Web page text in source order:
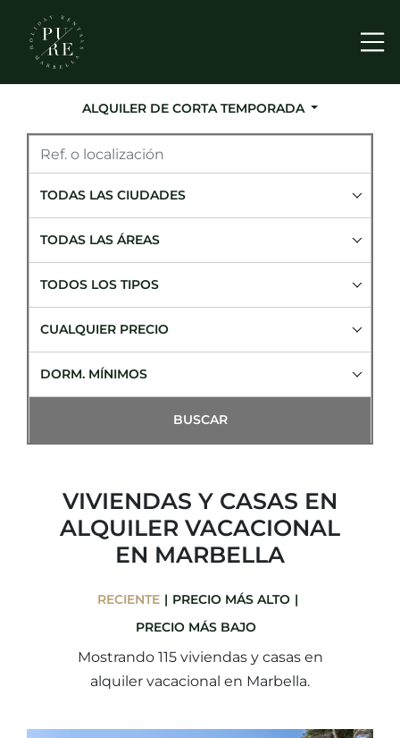
ALQUILER DE CORTA TEMPORADA
TODAS LAS CIUDADES
TODAS LAS ÁREAS
TODOS LOS TIPOS
CUALQUIER PRECIO
DORM. MÍNIMOS
VIVIENDAS Y CASAS EN
ALQUILER VACACIONAL
EN MARBELLA
RECIENTE
PRECIO MÁS ALTO
PRECIO MÁS BAJO
Mostrando 115 viviendas y casas en
alquiler vacacional en Marbella.